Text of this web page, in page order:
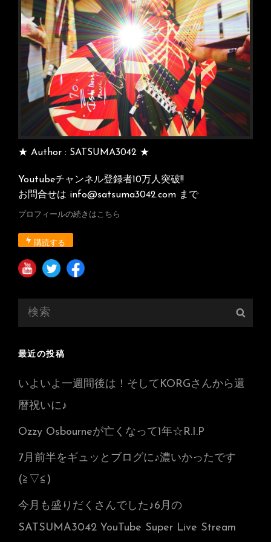
★ Author : SATSUMA3042 ★
Youtubeチャンネル登録者10万人突破!!
お問合せは info@satsuma3042.com まで
プロフィールの続きはこちら
購読する
索
最近の投稿
いよいよ一週間後は！そしてKORGさんから還
暦祝いに♪
Ozzy Osbourneが亡くなって1年☆R.I.P
7月前半をギュッとブログに♪濃いかったです
(≧▽≦)
今月も盛りだくさんでした♪6月の
SATSUMA3042 YouTube Super Live Stream